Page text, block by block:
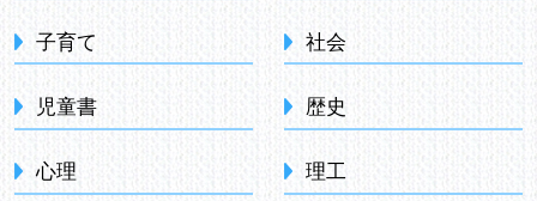
子育て
児童書
心理
社会
歴史
理工